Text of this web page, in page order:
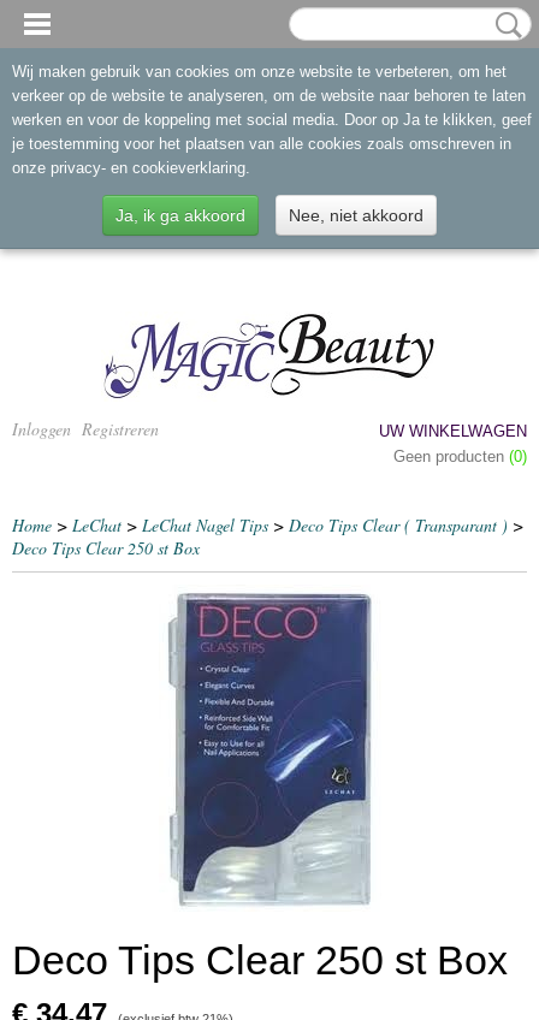
Inloggen Registreren
UW WINKELWAGEN
Geen producten (0)
Home > LeChat > LeChat Nagel Tips > Deco Tips Clear ( Transparant ) >
Deco Tips Clear 250 st Box
Deco Tips Clear 250 st Box
€ 34,47
Wij maken gebruik van cookies om onze website te verbeteren, om het
verkeer op de website te analyseren, om de website naar behoren te laten
werken en voor de koppeling met social media. Door op Ja te klikken, geef
je toestemming voor het plaatsen van alle cookies zoals omschreven in
onze privacy- en cookieverklaring.
Ja, ik ga akkoord Nee, niet akkoord